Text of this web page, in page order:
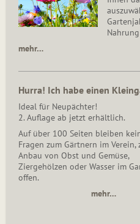
mehr…
Hurra! Ich habe einen
Ideal für Neupächter!
2. Auflage ab jetzt erhältlich.
Auf über 100 Seiten bleiben
Fragen zum Gärtnern im Verein,
Anbau von Obst und Gemüse,
Ziergehölzen oder Wasser im
offen.
mehr…